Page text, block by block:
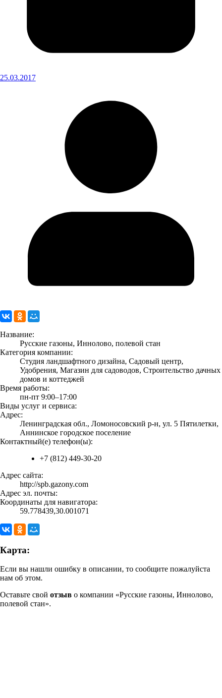
25.03.2017
Название:
Русские газоны, Иннолово, полевой стан
Категория компании:
Студия ландшафтного дизайна, Садовый центр,
Удобрения, Магазин для садоводов, Строительство дачных
домов и коттеджей
Время работы:
пн-пт 9:00–17:00
Виды услуг и сервиса:
Адрес:
Ленинградская обл., Ломоносовский р-н, ул. 5 Пятилетки,
Аннинское городское поселение
Контактный(е) телефон(ы):
+7 (812) 449-30-20
Адрес сайта:
http://spb.gazony.com
Адрес эл. почты:
Координаты для навигатора:
59.778439,30.001071
Карта:
Если вы нашли ошибку в описании, то сообщите пожалуйста
нам об этом.
Оставьте свой отзыв о компании «Русские газоны, Иннолово,
полевой стан».